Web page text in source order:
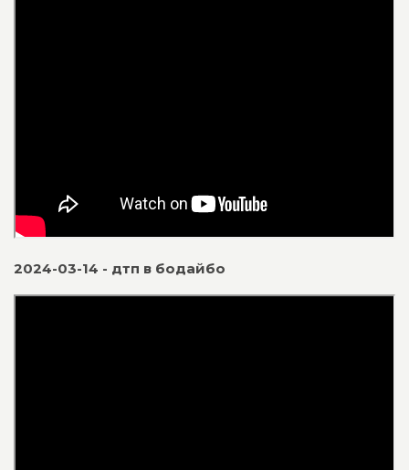
2024-03-14 - дтп в бодайбо